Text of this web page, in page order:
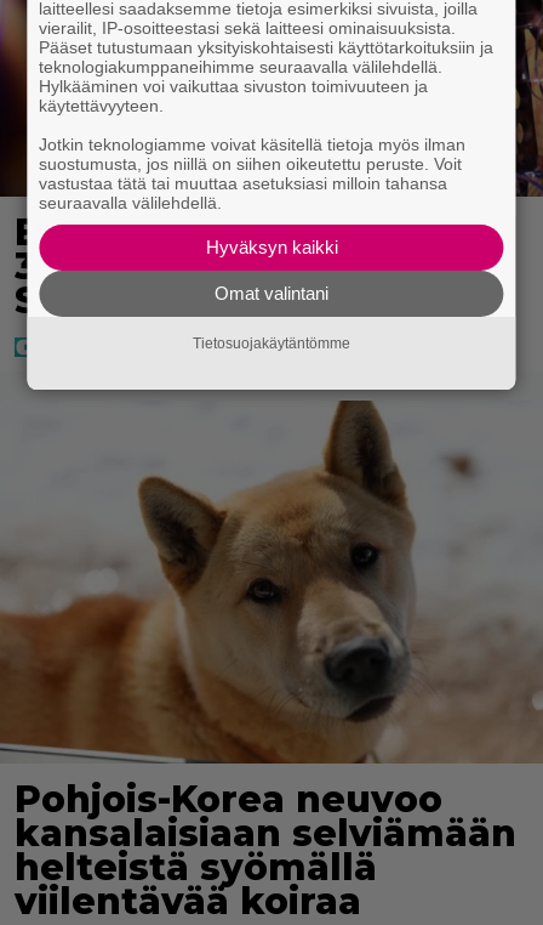
Eurojackpotissa poksahti
32,7 miljoonaa, ja tänne
Suomen isoin voitto meni
Pohjois-Korea neuvoo
kansalaisiaan selviämään
helteistä syömällä
viilentävää koiraa
laitteellesi saadaksemme tietoja esimerkiksi sivuista, joilla
vierailit, IP-osoitteestasi sekä laitteesi ominaisuuksista.
Pääset tutustumaan yksityiskohtaisesti käyttötarkoituksiin ja
teknologiakumppaneihimme seuraavalla välilehdellä.
Hylkääminen voi vaikuttaa sivuston toimivuuteen ja
käytettävyyteen.
Jotkin teknologiamme voivat käsitellä tietoja myös ilman
suostumusta, jos niillä on siihen oikeutettu peruste. Voit
vastustaa tätä tai muuttaa asetuksiasi milloin tahansa
seuraavalla välilehdellä.
Hyväksyn kaikki
Omat valintani
Tietosuojakäytäntömme